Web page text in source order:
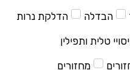
הבדלה הדלקת נרות
טלית ותפילין
מחזורים